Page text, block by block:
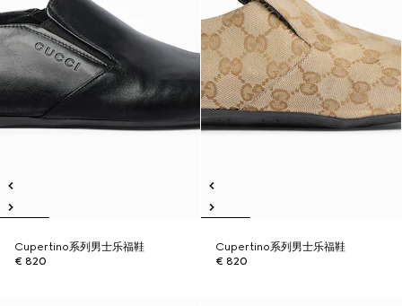
Cupertino系列男士乐福鞋
€ 820
Cupertino系列男士乐福鞋
€ 820